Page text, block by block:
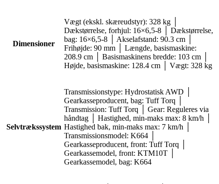
Dimensioner
Vægt (ekskl. skæreudstyr): 328 kg │
Dækstørrelse, forhjul: 16×6,5-8 │ Dækstørrelse,
bag: 16×6,5-8 │ Akselafstand: 90.3 cm │
Frihøjde: 90 mm │ Længde, basismaskine:
208.9 cm │ Basismaskinens bredde: 103 cm │
Højde, basismaskine: 128.4 cm │ Vægt: 328 kg
Selvtrækssystem
Transmissionstype: Hydrostatisk AWD │
Gearkasseproducent, bag: Tuff Torq │
Transmission: Tuff Torq │ Gear: Reguleres via
håndtag │ Hastighed, min-maks max: 8 km/h │
Hastighed bak, min-maks max: 7 km/h │
Transmissionsmodel: K664 │
Gearkasseproducent, front: Tuff Torq │
Gearkassemodel, front: KTM10T │
Gearkassemodel, bag: K664